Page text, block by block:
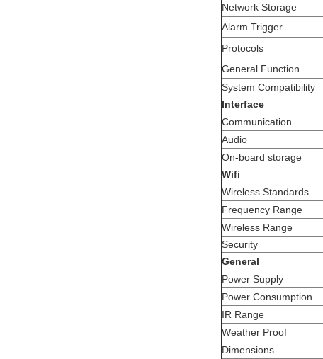
Network Storage
Alarm Trigger
Protocols
General Function
System Compatibility
Interface
Communication
Audio
On-board storage
Wifi
Wireless Standards
Frequency Range
Wireless Range
Security
General
Power Supply
Power Consumption
IR Range
Weather Proof
Dimensions